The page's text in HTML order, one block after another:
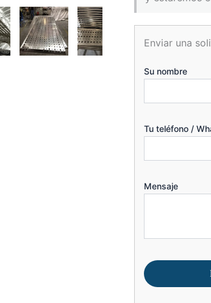
Enviar una
Su nombre
Tu teléfono /
Mensaje